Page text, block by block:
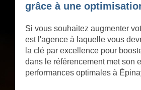
grâce à une
Si vous souhaitez augmenter
est l'agence à laquelle vous
la clé par excellence pour
dans le référencement met son
performances optimales à